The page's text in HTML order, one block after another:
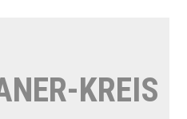
KREIS